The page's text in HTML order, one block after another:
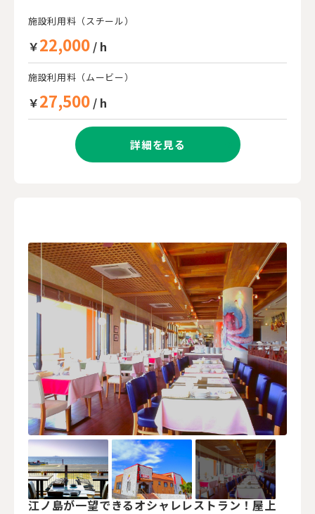
施設利用料（スチール）
￥22,000 / h
施設利用料（ムービー）
￥27,500 / h
詳細を見る
江ノ島が一望できるオシャレレストラン！屋上